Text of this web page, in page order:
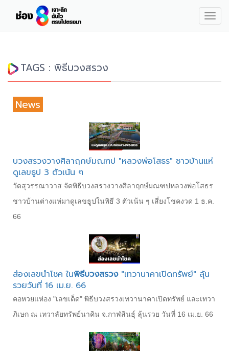
TAGS : พิธีบวงสรวง
News
บวงสรวงวางศิลาฤกษ์มณฑป "หลวงพ่อโสธร" ชาวบ้านแห่
ดูเลขธูป 3 ตัวเน้น ๆ
วัดสุวรรณาวาส จัดพิธีบวงสรวงวางศิลาฤกษ์มณฑปหลวงพ่อโสธร
ชาวบ้านต่างแห่มาดูเลขธูปในพิธี 3 ตัวเน้น ๆ เสี่ยงโชคงวด 1 ธ.ค.
66
ส่องเลขนำโชค ในพิธีบวงสรวง"เทวานาคาเปิดทรัพย์" ลุ้น
รวยวันที่ 16 เม.ย. 66
คอหวยแห่อง "เลขเด็ด" พิธีบวงสรวงเทวานาคาเปิดทรัพย์ และเทวา
ภิเษก ณ เทวาลัยทรัพย์นาคิน จ.กาฬสินธุ์ ลุ้นรวย วันที่ 16 เม.ย. 66